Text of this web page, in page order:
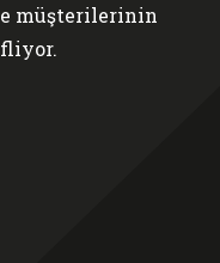
müşterilerinin